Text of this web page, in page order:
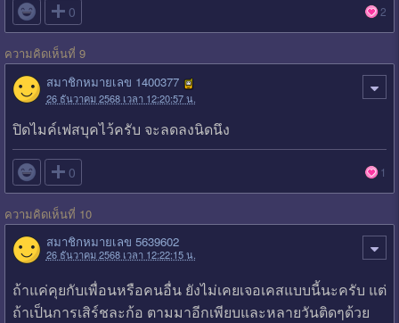
 0 2
ความคิดเห็นที่ 9
สมาชิกหมายเลข 1400377
26 ธันวาคม 2568 เวลา 12:20:57 น.
ปิดไมค์เฟสบุคไว้ครับ จะลดลงนิดนึง
 0 1
ความคิดเห็นที่ 10
สมาชิกหมายเลข 5639602
26 ธันวาคม 2568 เวลา 12:22:15 น.
ถ้าแค่คุยกับเพื่อนหรือคนอื่น ยังไม่เคยเจอเคสแบบนี้นะครับ แต่
ถ้าเป็นการเสิร์ชละก้อ ตามมาอีกเพียบและหลายวันติดๆด้วย